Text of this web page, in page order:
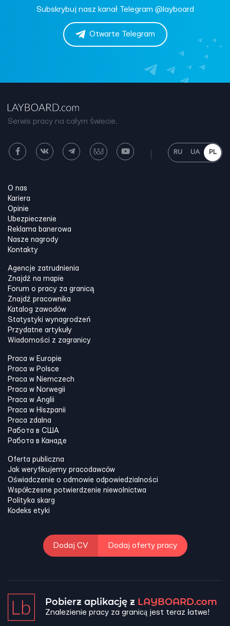
Subskrybuj nasz kanał Telegram @layboard
Otwarte Telegram
Serwis pracy na całym świecie.
RU UA PL
O nas
Kariera
Opinie
Ubezpieczenie
Reklama banerowa
Nasze nagrody
Kontakty
Agencje zatrudnienia
Znajdź na mapie
Forum o pracy za granicą
Znajdź pracownika
Katalog zawodów
Statystyki wynagrodzeń
Przydatne artykuły
Wiadomości z zagranicy
Praca w Europie
Praca w Polsce
Praca w Niemczech
Praca w Norwegii
Praca w Anglii
Praca w Hiszpanii
Praca zdalna
Работа в США
Работа в Канадe
Oferta publiczna
Jak weryfikujemy pracodawców
Oświadczenie o odmowie odpowiedzialności
Współczesne potwierdzenie niewolnictwa
Polityka skarg
Kodeks etyki
Dodaj CV Dodaj oferty pracy
Pobierz aplikację z LAYBOARD.com
Znalezienie pracy za granicą jest teraz łatwe!